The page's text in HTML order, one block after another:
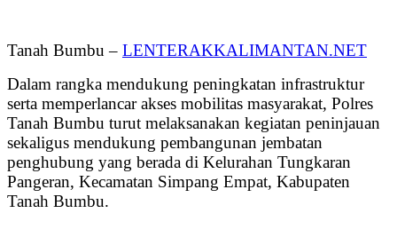
Tanah Bumbu – LENTERAKKALIMANTAN.NET
Dalam rangka mendukung peningkatan infrastruktur
serta memperlancar akses mobilitas masyarakat, Polres
Tanah Bumbu turut melaksanakan kegiatan peninjauan
sekaligus mendukung pembangunan jembatan
penghubung yang berada di Kelurahan Tungkaran
Pangeran, Kecamatan Simpang Empat, Kabupaten
Tanah Bumbu.